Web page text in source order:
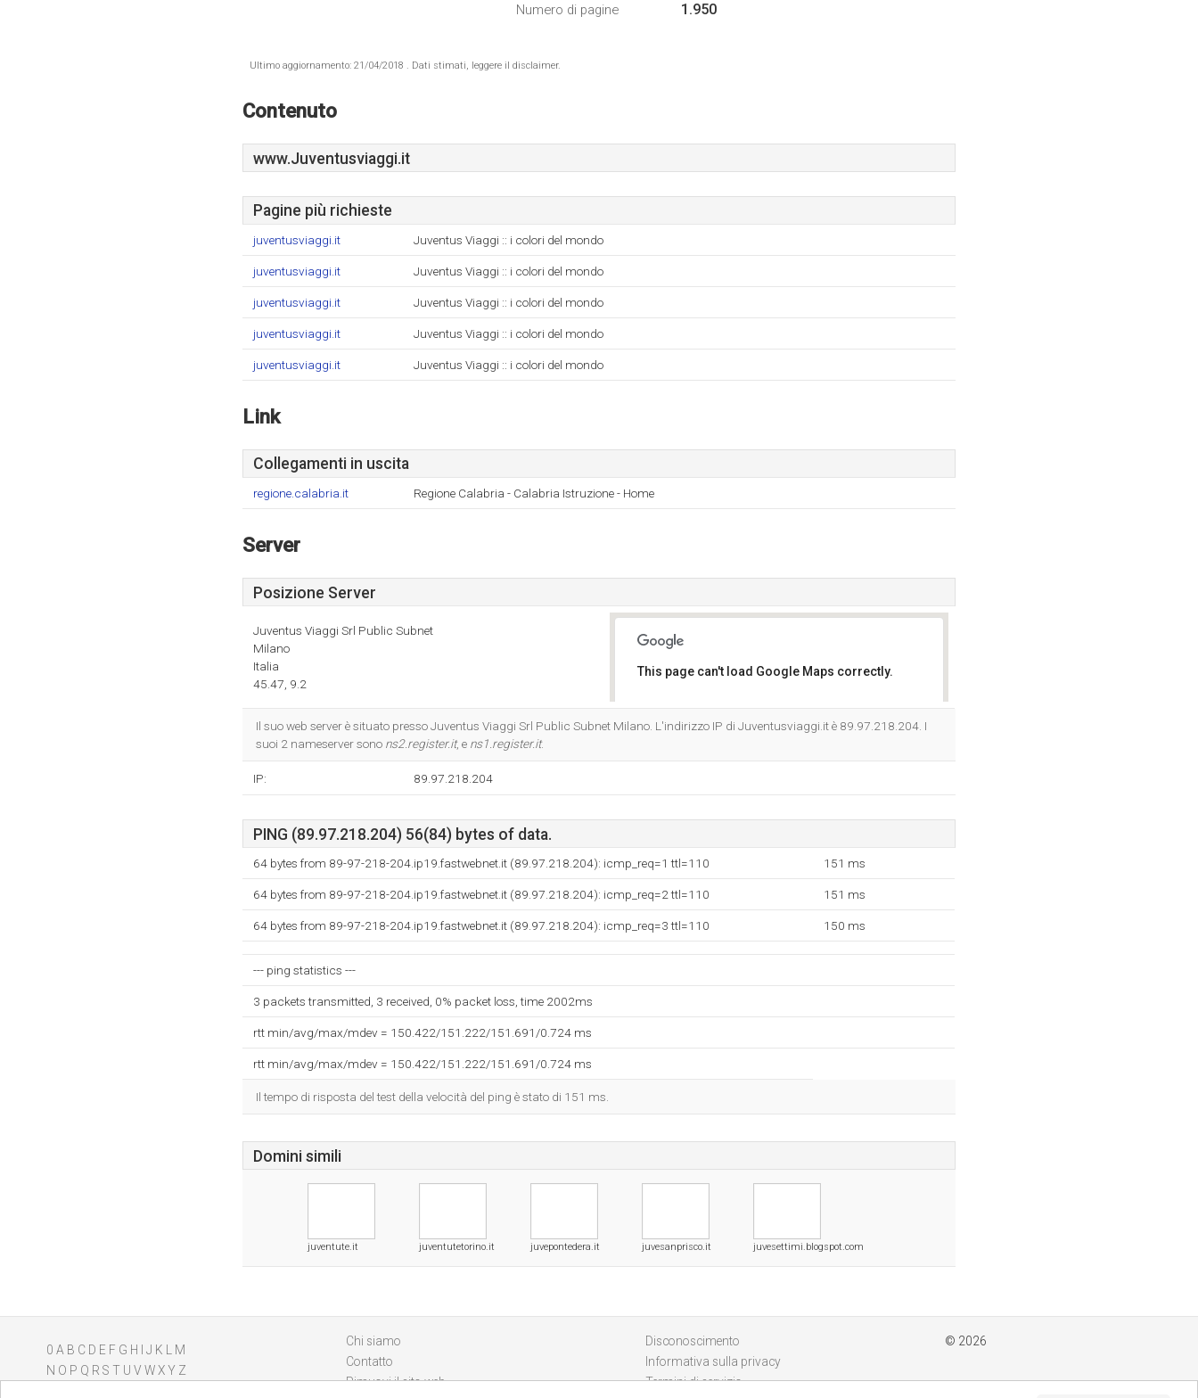
Numero di pagine 1.950
Ultimo aggiornamento: 21/04/2018 . Dati stimati, leggere il disclaimer.
Contenuto
www.Juventusviaggi.it
Pagine più richieste
juventusviaggi.it Juventus Viaggi :: i colori del mondo
juventusviaggi.it Juventus Viaggi :: i colori del mondo
juventusviaggi.it Juventus Viaggi :: i colori del mondo
juventusviaggi.it Juventus Viaggi :: i colori del mondo
juventusviaggi.it Juventus Viaggi :: i colori del mondo
Link
Collegamenti in uscita
regione.calabria.it Regione Calabria - Calabria Istruzione - Home
Server
Posizione Server
Juventus Viaggi Srl Public Subnet
Milano
Italia
45.47, 9.2
This page can't load Google Maps correctly.
Il suo web server è situato presso Juventus Viaggi Srl Public Subnet Milano. L'indirizzo IP di Juventusviaggi.it è 89.97.218.204. I
suoi 2 nameserver sono ns2.register.it, e ns1.register.it.
IP: 89.97.218.204
PING (89.97.218.204) 56(84) bytes of data.
64 bytes from 89-97-218-204.ip19.fastwebnet.it (89.97.218.204): icmp_req=1 ttl=110 151 ms
64 bytes from 89-97-218-204.ip19.fastwebnet.it (89.97.218.204): icmp_req=2 ttl=110 151 ms
64 bytes from 89-97-218-204.ip19.fastwebnet.it (89.97.218.204): icmp_req=3 ttl=110 150 ms
--- ping statistics ---
3 packets transmitted, 3 received, 0% packet loss, time 2002ms
rtt min/avg/max/mdev = 150.422/151.222/151.691/0.724 ms
rtt min/avg/max/mdev = 150.422/151.222/151.691/0.724 ms
Il tempo di risposta del test della velocità del ping è stato di 151 ms.
Domini simili
juventute.it juventutetorino.it juvepontedera.it juvesanprisco.it juvesettimi.blogspot.com
0 A B C D E F G H J K
M
N O P Q R S T U V WXY Z
Chi siamo
Contatto
Rimuovi il sito web
Disconoscimento
Informativa sulla privacy
Termini di servizio
© 2026